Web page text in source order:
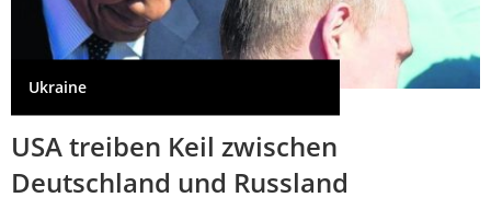
Ukraine
USA treiben Keil zwischen
Deutschland und Russland